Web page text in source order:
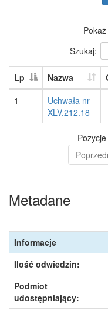
Pokaż
Szukaj:
Lp Nazwa
1
Uchwała nr
XLV.212.18
Metadane
Informacje
Ilość odwiedzin:
Podmiot
udostępniający: